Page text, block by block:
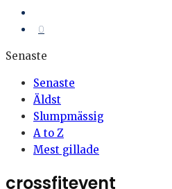
0
Senaste
Senaste
Äldst
Slumpmässig
A to Z
Mest gillade
crossfitevent